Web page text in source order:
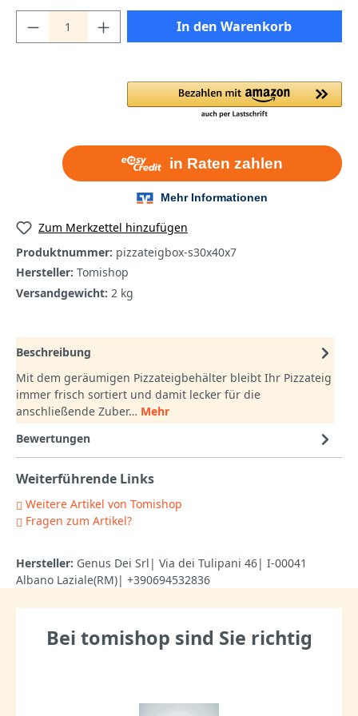
In den Warenkorb
Zum Merkzettel hinzufügen
Produktnummer: pizzateigbox-s30x40x7
Hersteller: Tomishop
Versandgewicht: 2 kg
Beschreibung
Mit dem geräumigen Pizzateigbehälter bleibt Ihr Pizzateig
immer frisch sortiert und damit lecker für die
anschließende Zuber… Mehr
Bewertungen
Weiterführende Links
Weitere Artikel von Tomishop
Fragen zum Artikel?
Hersteller: Genus Dei Srl| Via dei Tulipani 46| I-00041
Albano Laziale(RM)| +390694532836
Bei tomishop sind Sie richtig